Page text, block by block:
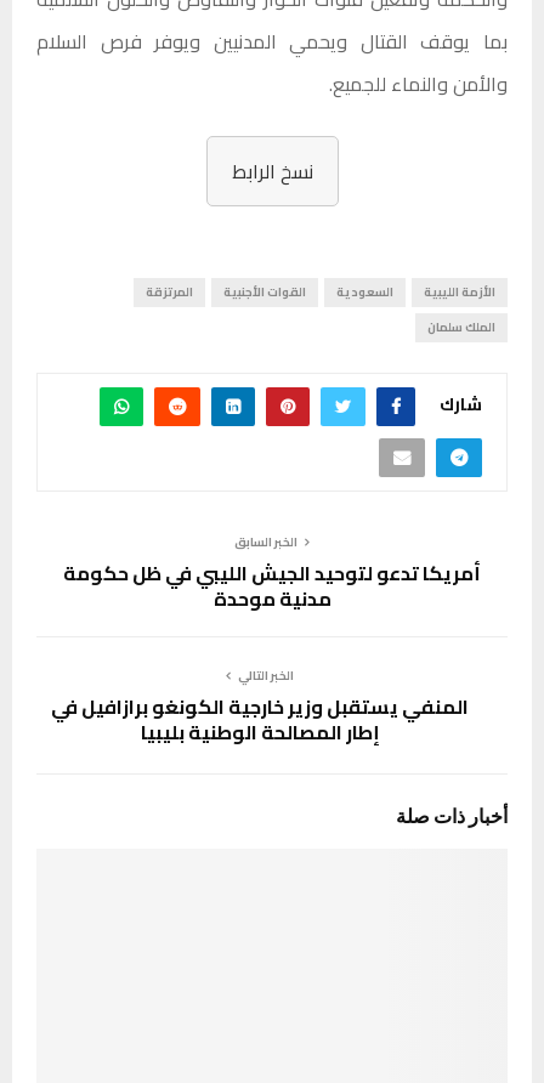
بما يوقف القتال ويحمي المدنيين ويوفر فرص السلام
والأمن والنماء للجميع.
نسخ الرابط
الأزمة الليبية السعودية القوات الأجنبية
المرتزقة
الملك سلمان
شارك
الخبر السابق
أمريكا تدعو لتوحيد الجيش الليبي في ظل حكومة
مدنية موحدة
الخبر التالي
المنفي يستقبل وزير خارجية الكونغو برازافيل في
إطار المصالحة الوطنية بليبيا
أخبار ذات صلة